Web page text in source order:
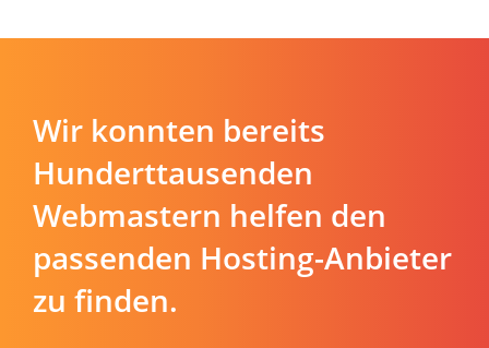
Wir konnten bereits
Hunderttausenden
Webmastern helfen den
passenden Hosting-Anbieter
zu finden.